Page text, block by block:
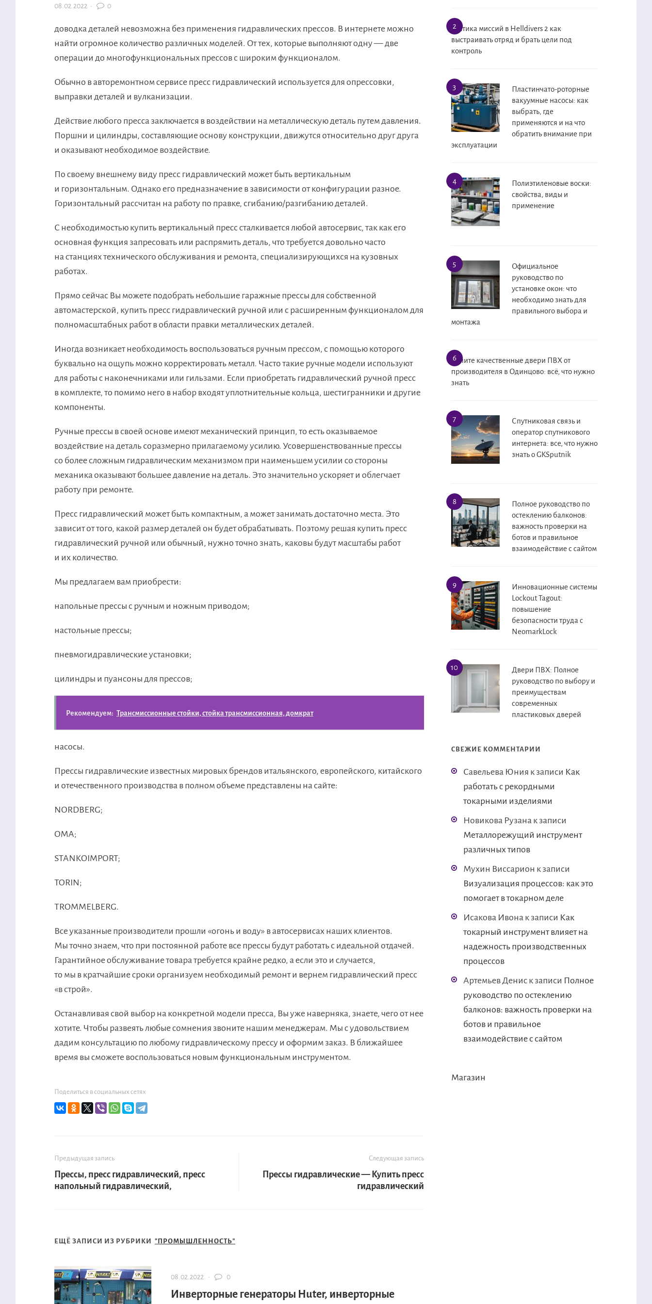
08.02.2022 · 0
доводка деталей невозможна без применения гидравлических прессов. В интернете можно
найти огромное количество различных моделей. От тех, которые выполняют одну — две
операции до многофункциональных прессов с широким функционалом.
Обычно в авторемонтном сервисе пресс гидравлический используется для опрессовки,
выправки деталей и вулканизации.
Действие любого пресса заключается в воздействии на металлическую деталь путем давления.
Поршни и цилиндры, составляющие основу конструкции, движутся относительно друг друга
и оказывают необходимое воздействие.
По своему внешнему виду пресс гидравлический может быть вертикальным
и горизонтальным. Однако его предназначение в зависимости от конфигурации разное.
Горизонтальный рассчитан на работу по правке, сгибанию/разгибанию деталей.
С необходимостью купить вертикальный пресс сталкивается любой автосервис, так как его
основная функция запресовать или распрямить деталь, что требуется довольно часто
на станциях технического обслуживания и ремонта, специализирующихся на кузовных
работах.
Прямо сейчас Вы можете подобрать небольшие гаражные прессы для собственной
автомастерской, купить пресс гидравлический ручной или с расширенным функционалом для
полномасштабных работ в области правки металлических деталей.
Иногда возникает необходимость воспользоваться ручным прессом, с помощью которого
буквально на ощупь можно корректировать металл. Часто такие ручные модели используют
для работы с наконечниками или гильзами. Если приобретать гидравлический ручной пресс
в комплекте, то помимо него в набор входят уплотнительные кольца, шестигранники и другие
компоненты.
Ручные прессы в своей основе имеют механический принцип, то есть оказываемое
воздействие на деталь соразмерно прилагаемому усилию. Усовершенствованные прессы
со более сложным гидравлическим механизмом при наименьшем усилии со стороны
механика оказывают большее давление на деталь. Это значительно ускоряет и облегчает
работу при ремонте.
Пресс гидравлический может быть компактным, а может занимать достаточно места. Это
зависит от того, какой размер деталей он будет обрабатывать. Поэтому решая купить пресс
гидравлический ручной или обычный, нужно точно знать, каковы будут масштабы работ
и их количество.
Мы предлагаем вам приобрести:
напольные прессы с ручным и ножным приводом;
настольные прессы;
пневмогидравлические установки;
цилиндры и пуансоны для прессов;
Рекомендуем: Трансмиссионные стойки, стойка трансмиссионная, домкрат
насосы.
Прессы гидравлические известных мировых брендов итальянского, европейского, китайского
и отечественного производства в полном объеме представлены на сайте:
NORDBERG;
OMA;
STANKOIMPORT;
TORIN;
TROMMELBERG.
Все указанные производители прошли «огонь и воду» в автосервисах наших клиентов.
Мы точно знаем, что при постоянной работе все прессы будут работать с идеальной отдачей.
Гарантийное обслуживание товара требуется крайне редко, а если это и случается,
то мы в кратчайшие сроки организуем необходимый ремонт и вернем гидравлический пресс
«в строй».
Останавливая свой выбор на конкретной модели пресса, Вы уже наверняка, знаете, чего от нее
хотите. Чтобы развеять любые сомнения звоните нашим менеджерам. Мы с удовольствием
дадим консультацию по любому гидравлическому прессу и оформим заказ. В ближайшее
время вы сможете воспользоваться новым функциональным инструментом.
Поделиться в социальных сетях
Предыдущая запись
Прессы, пресс гидравлический, пресс
напольный гидравлический,
Следующая запись
Прессы гидравлические — Купить пресс
гидравлический
ЕЩЁ ЗАПИСИ ИЗ РУБРИКИ "ПРОМЫШЛЕННОСТЬ"
08.02.2022 · 0
Инверторные генераторы Huter, инверторные
Тактика миссий в Helldivers 2 как
выстраивать отряд и брать цели под
контроль
Пластинчато-роторные
вакуумные насосы: как
выбрать, где
применяются и на что
обратить внимание при
эксплуатации
Полиэтиленовые воски:
свойства, виды и
применение
Официальное
руководство по
установке окон: что
необходимо знать для
правильного выбора и
монтажа
Купите качественные двери ПВХ от
производителя в Одинцово: всё, что нужно
знать
Спутниковая связь и
оператор спутникового
интернета: все, что нужно
знать о GKSputnik
Полное руководство по
остеклению балконов:
важность проверки на
ботов и правильное
взаимодействие с сайтом
Инновационные системы
Lockout Tagout:
повышение
безопасности труда с
NeomarkLock
Двери ПВХ: Полное
руководство по выбору и
преимуществам
современных
пластиковых дверей
СВЕЖИЕ КОММЕНТАРИИ
Савельева Юния к записи Как
работать с рекордными
токарными изделиями
Новикова Рузана к записи
Металлорежущий инструмент
различных типов
Мухин Виссарион к записи
Визуализация процессов: как это
помогает в токарном деле
Исакова Ивона к записи Как
токарный инструмент влияет на
надежность производственных
процессов
Артемьев Дениск записи Полное
руководство по остеклению
балконов: важность проверки на
ботов и правильное
взаимодействие с сайтом
Магазин